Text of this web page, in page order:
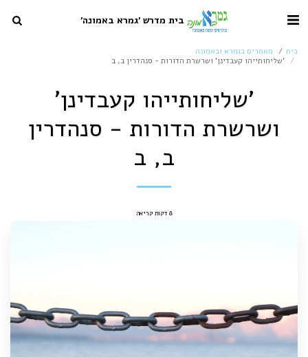
בית מדרש 'גמרא באמונה'
בית
מאמרים בגמרא ובאמונה
'שליחותייהו קעבדינן' ושרשרת הדורות - סנהדרין ב, ב
'שליחותייהו קעבדינן'
ושרשרת הדורות - סנהדרין
ב, ב
8 דקות קריאה